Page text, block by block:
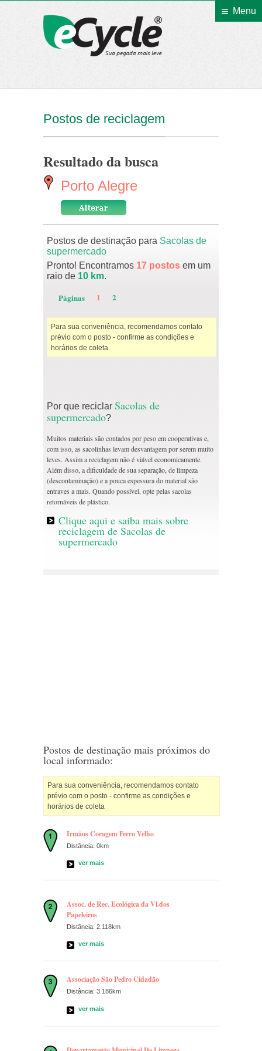
Menu
Postos de reciclagem
Resultado da busca
Porto Alegre
Postos de destinação para Sacolas de
supermercado
Pronto! Encontramos 17 postos em um
raio de 10 km.
Páginas 1 2
Para sua conveniência, recomendamos contato
prévio com o posto - confirme as condições e
horários de coleta
Por que reciclar Sacolas de
supermercado?
Muitos materiais são contados por peso em cooperativas e,
com isso, as sacolinhas levam desvantagem por serem muito
leves. Assim a reciclagem não é viável economicamente.
Além disso, a dificuldade de sua separação, de limpeza
(descontaminação) e a pouca espessura do material são
entraves a mais. Quando possível, opte pelas sacolas
retornáveis de plástico.
Clique aqui e saiba mais sobre
reciclagem de Sacolas de
supermercado
Postos de destinação mais próximos do
local informado:
Para sua conveniência, recomendamos contato
prévio com o posto - confirme as condições e
horários de coleta
Irmãos Coragem Ferro Velho
Distância: 0km
ver mais
Assoc. de Rec. Ecológica da Vl.dos
Papeleiros
Distância: 2.118km
ver mais
Associação São Pedro Cidadão
Distância: 3.186km
ver mais